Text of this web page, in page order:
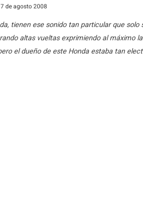
7 de agosto 2008
tienen ese sonido tan particular que
altas vueltas exprimiendo al máximo
el dueño de este Honda estaba tan